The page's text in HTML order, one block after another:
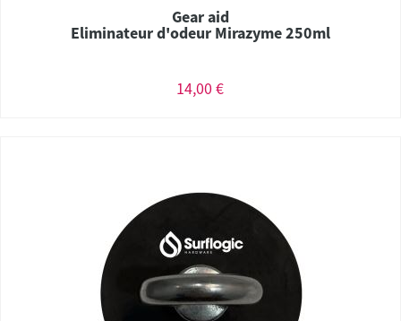
Gear aid
Eliminateur d'odeur Mirazyme 250ml
14,00 €